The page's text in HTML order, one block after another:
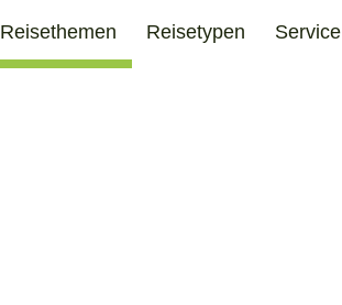
Reisethemen Reisetypen Service